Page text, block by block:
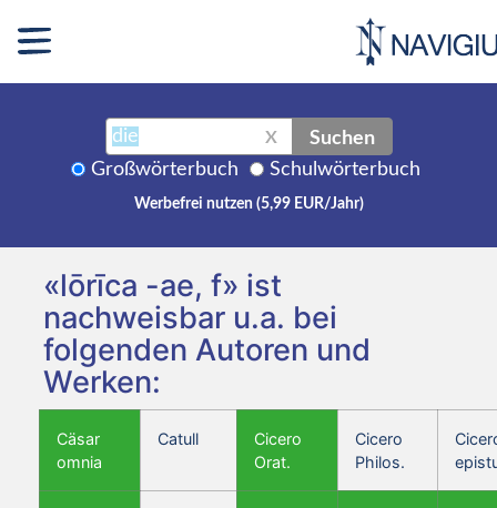
X Suchen
Großwörterbuch Schulwörterbuch
Werbefrei nutzen (5,99 EUR/Jahr)
«lōrīca -ae, f» ist
nachweisbar u.a. bei
folgenden Autoren und
Werken:
Cäsar
omnia
Catull
Cicero
Orat.
Cicero
Philos.